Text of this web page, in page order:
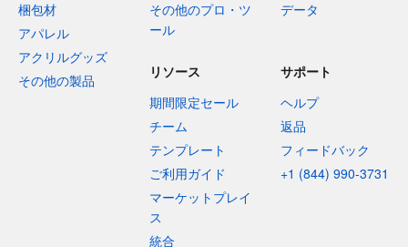
梱包材
アパレル
アクリルグッズ
その他の製品
その他のプロ・ツ
ール
データ
リソース
期間限定セール
チーム
テンプレート
ご利用ガイド
マーケットプレイ
ス
統合
サポート
ヘルプ
返品
フィードバック
+1 (844) 990-3731